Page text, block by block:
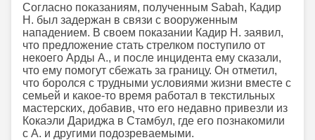
Согласно показаниям, полученным Sabah, Кадир
Н. был задержан в связи с вооруженным
нападением. В своем показании Кадир Н. заявил,
что предложение стать стрелком поступило от
некоего Арды А., и после инцидента ему сказали,
что ему помогут сбежать за границу. Он отметил,
что боролся с трудными условиями жизни вместе с
семьей и какое-то время работал в текстильных
мастерских, добавив, что его недавно привезли из
Кокаэли Дариджа в Стамбул, где его познакомили
с А. и другими подозреваемыми.